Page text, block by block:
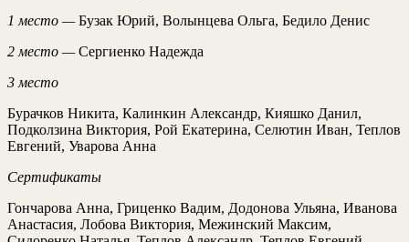
1 место —Бузак Юрий, Волынцева Ольга, Бедило Денис
2 место —Сергиенко Надежда
3 место
Бурачков Никита, Калинкин Александр, Кияшко Данил,
Подколзина Виктория, Рой Екатерина, Селютин Иван, Теплов
Евгений, Уварова Анна
Сертификаты
Гончарова Анна, Гриценко Вадим, Додонова Ульяна, Иванова
Анастасия, Лобова Виктория, Межинский Максим,